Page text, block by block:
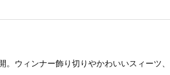
ウィンナー飾り切りやかわいいスィーツ